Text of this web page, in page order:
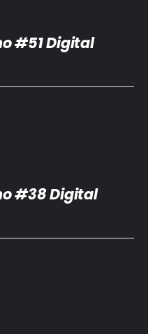
RED EOL
MEDIODICHO
#51 Digital
#38 Digital